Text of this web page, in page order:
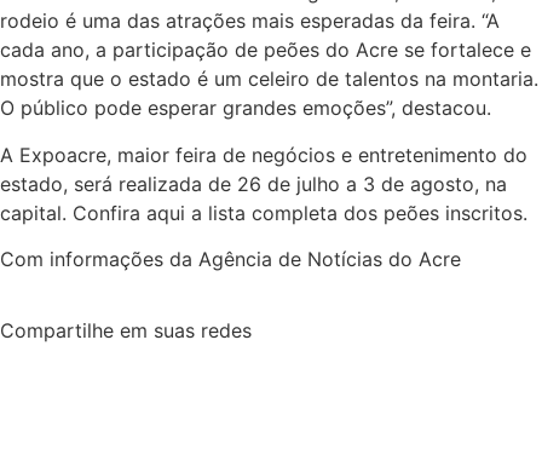
rodeio é uma das atrações mais esperadas da feira. “A
cada ano, a participação de peões do Acre se fortalece e
mostra que o estado é um celeiro de talentos na montaria.
O público pode esperar grandes emoções”, destacou.
A Expoacre, maior feira de negócios e entretenimento do
estado, será realizada de 26 de julho a 3 de agosto, na
capital. Confira aqui a lista completa dos peões inscritos.
Com informações da Agência de Notícias do Acre
Compartilhe em suas redes